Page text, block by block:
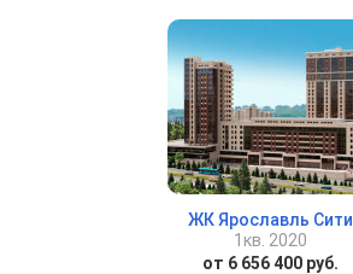
ЖК Ярославль Сити
1кв. 2020
от 6 656 400 руб.